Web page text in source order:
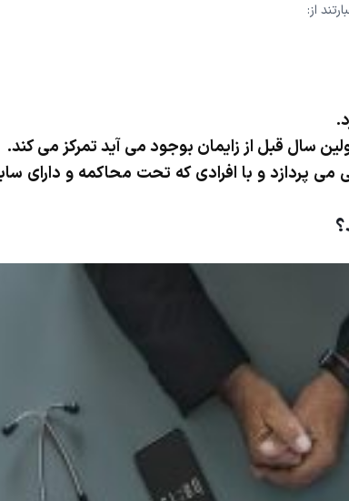
از:
سال قبل از زایمان بوجود می آید تمرکز می کند.
پردازد و با افرادی که تحت محاکمه و دارای